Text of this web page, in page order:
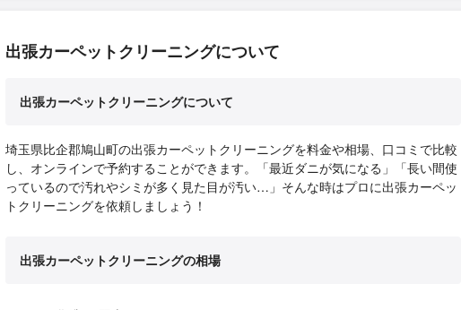
出張カーペットクリーニングについて
出張カーペットクリーニングについて
埼玉県比企郡鳩山町の出張カーペットクリーニングを料金や相場、口コミで比較
し、オンラインで予約することができます。「最近ダニが気になる」「長い間使
っているので汚れやシミが多く見た目が汚い…」そんな時はプロに出張カーペッ
トクリーニングを依頼しましょう！
出張カーペットクリーニングの相場